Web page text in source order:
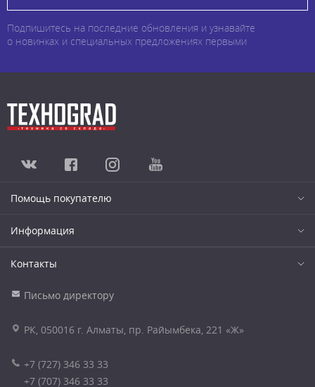
Подпишитесь на последние обновления и узнавайте
о новинках и специальных предложениях первыми
Помощь покупателю
Информация
Контакты
Письмо директору
РК, 050016 г. Алматы, пр. Райымбека, 221 «Ж»
+7 (727) 346 33 33
+7 (707) 346 33 33